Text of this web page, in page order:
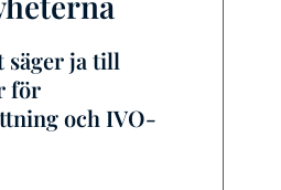
säger ja till
för
och IVO-